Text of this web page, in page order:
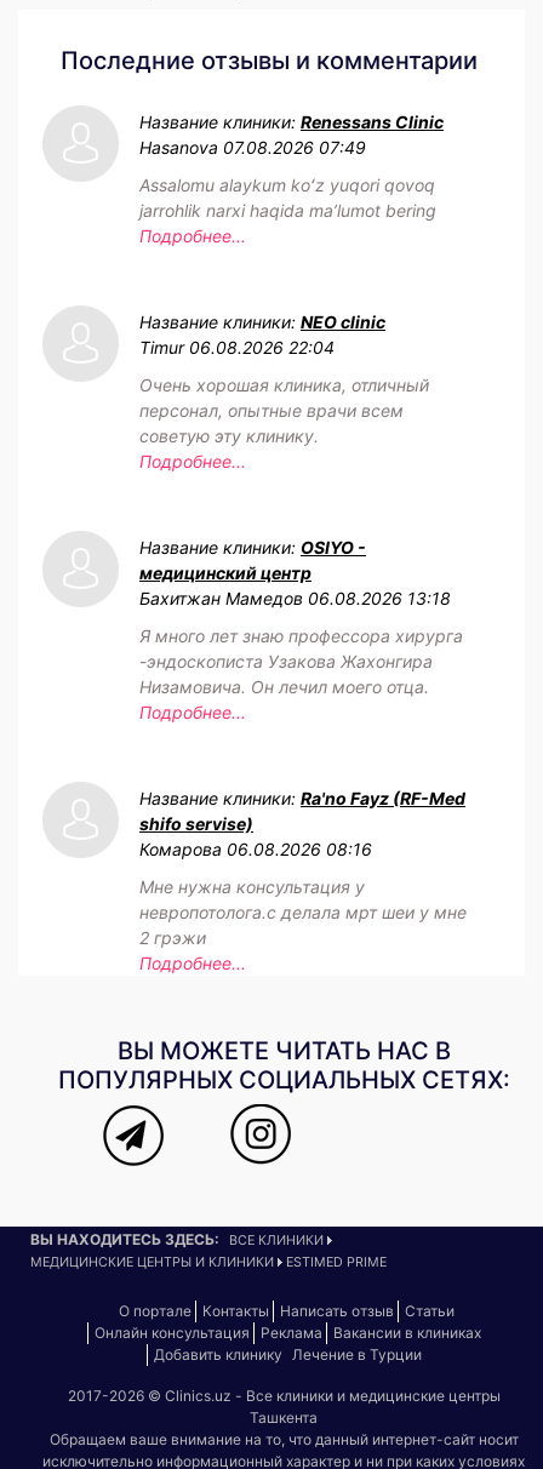
Последние отзывы и комментарии
Название клиники: Renessans Clinic
Hasanova 07.08.2026 07:49
Assalomu alaykum koʻz yuqori qovoq
jarrohlik narxi haqida maʼlumot bering
Подробнее...
Название клиники: NEO clinic
Timur 06.08.2026 22:04
Очень хорошая клиника, отличный
персонал, опытные врачи всем
советую эту клинику.
Подробнее...
Название клиники: OSIYO -
медицинский центр
Бахитжан Мамедов 06.08.2026 13:18
Я много лет знаю профессора хирурга
-эндоскописта Узакова Жахонгира
Низамовича. Он лечил моего отца.
Подробнее...
Название клиники: Ra'no Fayz (RF-Med
shifo servise)
Комарова 06.08.2026 08:16
Мне нужна консультация у
невропотолога.с делала мрт шеи у мне
2 грэжи
Подробнее...
ВЫ МОЖЕТЕ ЧИТАТЬ НАС В
ПОПУЛЯРНЫХ СОЦИАЛЬНЫХ СЕТЯХ:
ВЫ НАХОДИТЕСЬ ЗДЕСЬ:
ВСЕ КЛИНИКИ
МЕДИЦИНСКИЕ ЦЕНТРЫ И КЛИНИКИ
ESTIMED PRIME
О портале Контакты Написать отзыв
Статьи
Онлайн консультация
Реклама
Вакансии в клиниках
Добавить клинику
Лечение в Турции
2017-2026 © Clinics.uz - Все клиники и медицинские центры
Ташкента
Обращаем ваше внимание на то, что данный интернет-сайт носит
исключительно информационный характер и ни при каких условиях